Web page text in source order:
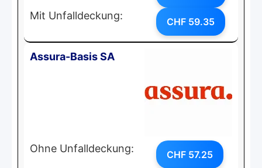
Mit Unfalldeckung: CHF 59.35
Assura-Basis SA
Ohne Unfalldeckung: CHF 57.25